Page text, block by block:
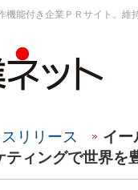
機能付き企業ＰＲサイト。
リリース
イー
ティングで世界を